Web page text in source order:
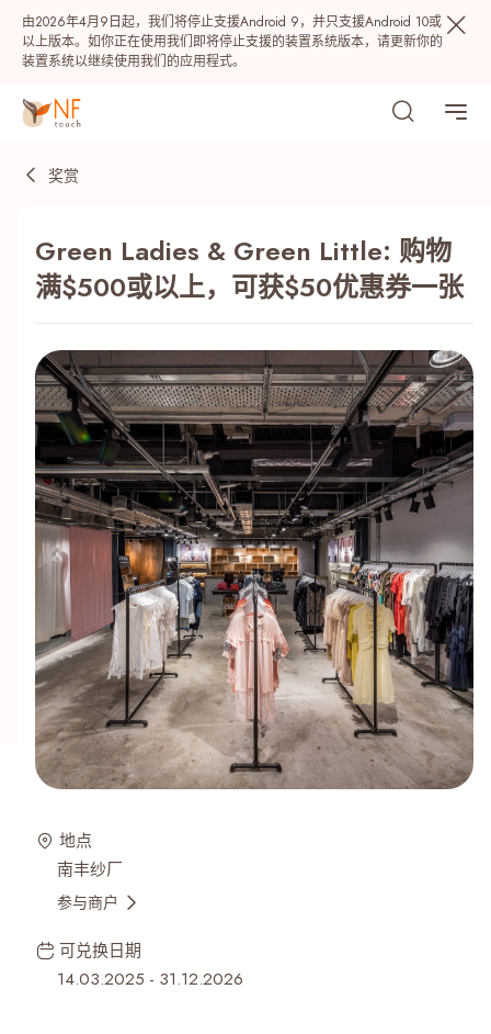
由2026年4月9日起，我们将停止支援Android 9，并只支援Android 10或
以上版本。如你正在使用我们即将停止支援的装置系统版本，请更新你的
装置系统以继续使用我们的应用程式。
NF 种籽 NF Points AIRSIDE 奖赏
最近搜寻纪录
奖赏
Green Ladies & Green Little: 购物
满$500或以上，可获$50优惠券一张
地点
南丰纱厂
参与商户
可兑换日期
14.03.2025 - 31.12.2026